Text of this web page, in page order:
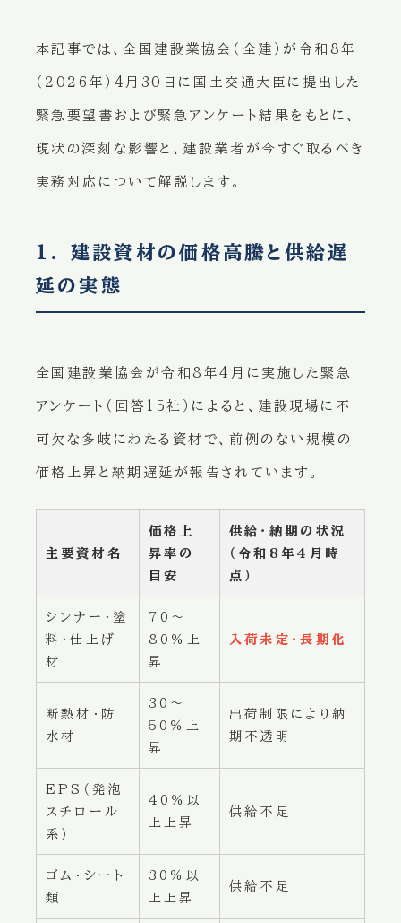
本記事では、全国建設業協会（全建）が令和8年
（2026年）4月30日に国土交通大臣に提出した
緊急要望書および緊急アンケート結果をもとに、
現状の深刻な影響と、建設業者が今すぐ取るべき
実務対応について解説します。
1. 建設資材の価格高騰と供給遅
延の実態
全国建設業協会が令和8年4月に実施した緊急
アンケート（回答15社）によると、建設現場に不
可欠な多岐にわたる資材で、前例のない規模の
価格上昇と納期遅延が報告されています。
主要資材名
価格上
昇率の
目安
供給・納期の状況
（令和8年4月時
点）
シンナー・塗
料・仕上げ
材
70〜
80％上
昇
入荷未定・長期化
断熱材・防
水材
30〜
50％上
昇
出荷制限により納
期不透明
EPS（発泡
スチロール
系）
40％以
上上昇
供給不足
ゴム・シート
類
30％以
上上昇
供給不足